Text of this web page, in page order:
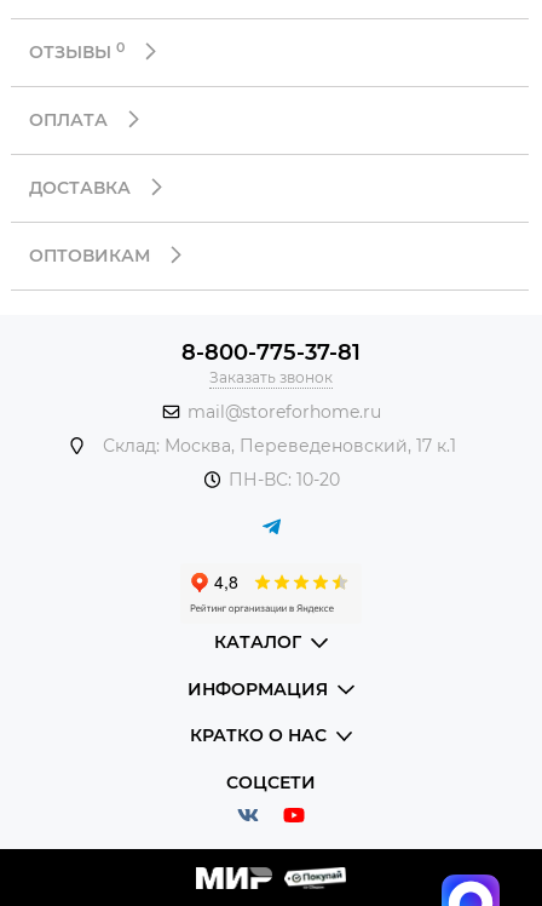
ОТЗЫВЫ 0
ОПЛАТА
ДОСТАВКА
ОПТОВИКАМ
8-800-775-37-81
Заказать звонок
mail@storeforhome.ru
Склад: Москва, Переведеновский, 17 к.1
ПН-ВС: 10-20
КАТАЛОГ
ИНФОРМАЦИЯ
КРАТКО О НАС
СОЦСЕТИ